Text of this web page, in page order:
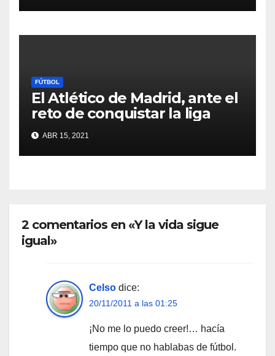
FÚTBOL
El Atlético de Madrid, ante el
reto de conquistar la liga
ABR 15, 2021
2 comentarios en «Y la vida sigue
igual»
Celso dice:
20/11/2011 a las 01:25
¡No me lo puedo creer!… hacía
tiempo que no hablabas de fútbol.